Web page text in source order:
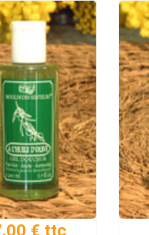
€ ttc